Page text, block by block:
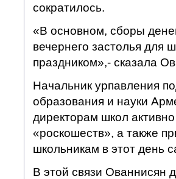
сократилось.
«В основном, сборы
вечернего застолья для
праздником»,- сказала
Начальник урпавления
образования и науки
директорам школ
«роскошеств», а также
школьникам в этот день
В этой связи Ованнисян